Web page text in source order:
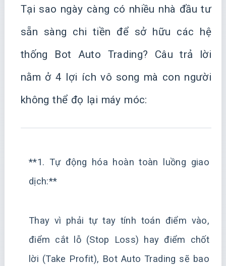
Tại sao ngày càng có nhiều nhà đầu tư
sẵn sàng chi tiền để sở hữu các hệ
thống Bot Auto Trading? Câu trả lời
nằm ở 4 lợi ích vô song mà con người
không thể đọ lại máy móc:
**1. Tự động hóa hoàn toàn luồng giao
dịch:**
Thay vì phải tự tay tính toán điểm vào,
điểm cắt lỗ (Stop Loss) hay điểm chốt
lời (Take Profit), Bot Auto Trading sẽ bao